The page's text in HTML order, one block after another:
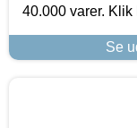
40.000 varer. Klik
Se